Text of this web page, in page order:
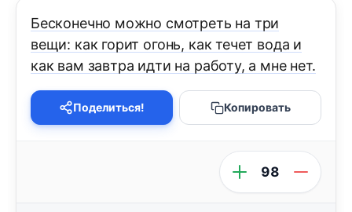
Бесконечно можно смотреть на три
вещи: как горит огонь, как течет вода и
как вам завтра идти на работу, а мне нет.
Поделиться! Копировать
98